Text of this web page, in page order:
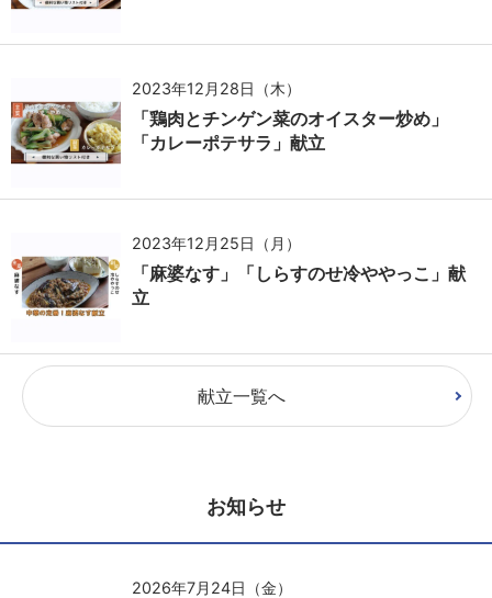
2023年12月28日（木）
「鶏肉とチンゲン菜のオイスター炒め」
「カレーポテサラ」献立
2023年12月25日（月）
「麻婆なす」「しらすのせ冷ややっこ」献
立
献立一覧へ
お知らせ
2026年7月24日（金）